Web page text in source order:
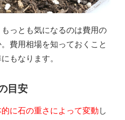
っとも気になるのは費用の
費用相場を知っておくこと
もなります。
目安
に石の重さによって変動 し